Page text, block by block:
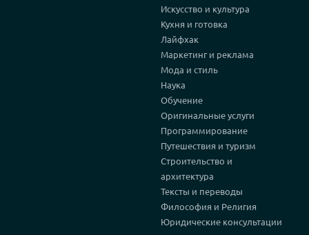
Искусство и культура
Кухня и готовка
Лайфхак
Маркетинг и реклама
Мода и стиль
Наука
Обучение
Оригинальные услуги
Программирование
Путешествия и туризм
Строительство и
архитектура
Тексты и переводы
Философия и Религия
Юридические консультации